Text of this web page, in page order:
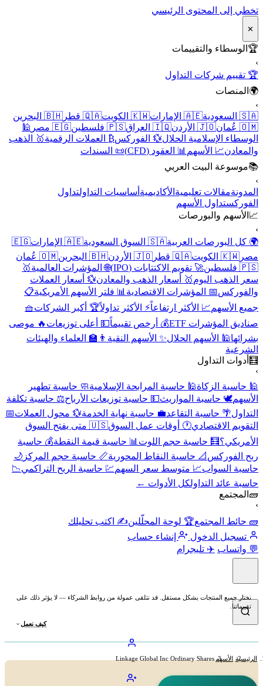
تخطي إلى المحتوى الرئيسي
✕
🏆الوسطاء والتقييمات
🏆 تقييم شركات التداول
🌍المنصات
🇸🇦 السعودية
🇦🇪 الإمارات 🇰🇼 الكويت 🇶🇦 قطر
🇧🇭 البحرين
🇴🇲 عُمان
🇯🇴 الأردن 🇮🇶 العراق 🇵🇸 فلسطين 🇪🇬 مصر
🕌
الوسطاء الإسلامية الحلال 💱 الفوركس ₿ العملات الرقمية🥇 الذهب
والمعادن📈 الأسهم📊 العقود (CFD)
📜 السندات
📚موسوعة البيت العربي
المدونةمقالات تعليميةالأكاديميةأساسيات التداولتداول
الفوركستداول الأسهم
📈الأسهم والبورصات
🌍 كل البورصات العربية🇸🇦 السوق السعودية 🇦🇪 الإمارات
🇪🇬
مصر 🇰🇼 الكويت 🇶🇦 قطر 🇯🇴 الأردن 🇧🇭 البحرين
🇴🇲 عُمان
🇵🇸 فلسطين
🚀 تقويم الاكتتابات (IPO) 🌐 المؤشرات العالمية🥇
سعر الذهب اليوم🥇 أسعار الذهب والمعادن💱 أسعار العملات
والفوركس 📅 المؤشرات الاقتصادية📊 فلتر الأسهم الأمريكية📋
جميع الأسهم📈 الأكثر ارتفاعاً⚡ الأكثر تداولاً🏆 أكبر الشركات🧺
صناديق المؤشرات ETF
💰 أرخص تقييماً💵 أعلى توزيعات🔥 موصى
بشرائها🕌 الأسهم الحلال ✨ الأسهم النقية👨‍🏫 العلماء والهيئات
الشرعية
🧮أدوات التداول
🕌 حاسبة الزكاة🕌 حاسبة المرابحة الإسلامية🧼 حاسبة تطهير
الأسهم🕊️ حاسبة المواريث💵 حاسبة توزيعات الأرباح⚖️ حاسبة تكلفة
التداول 🌴 حاسبة التقاعد💼 حاسبة نهاية الخدمة💱 محول العملات📅
التقويم الاقتصادي🕐 أوقات عمل السوق
🇺🇸 متى يفتح السوق
الأمريكي؟🧮 حاسبة حجم اللوت📊 حاسبة قيمة النقطة💰 حاسبة
ربح الفوركس 📐 حاسبة النقاط المحورية📏 حاسبة حجم المركز 🌙
حاسبة السواب📈 متوسط سعر السهم💹 حاسبة الربح التراكمي 📉
حاسبة عائد التداولكل الأدوات ←
🧱المجتمع
🧱 حائط المجتمع🏆 لوحة المحلّلين✍️ اكتب تحليلك
تسجيل الدخول
إنشاء حساب
💬 واتساب ✈️ تليجرام
نختار جميع المنتجات بشكل مستقل. قد نتلقى عمولة من روابط الشركاء — لا يؤثر ذلك على
تقييماتنا.
كيف نعمل
الرئيسية الأسهم Linkage Global Inc Ordinary Shares